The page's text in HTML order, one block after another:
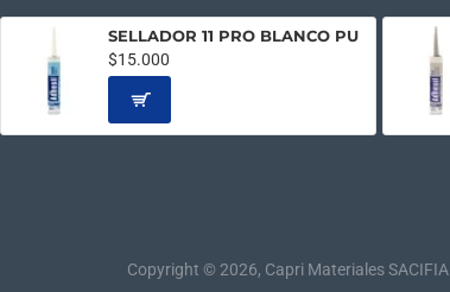
SELLADOR 11 PRO BLANCO PU
$15.000
Copyright © 2026, Capri Materiales SACIFIA